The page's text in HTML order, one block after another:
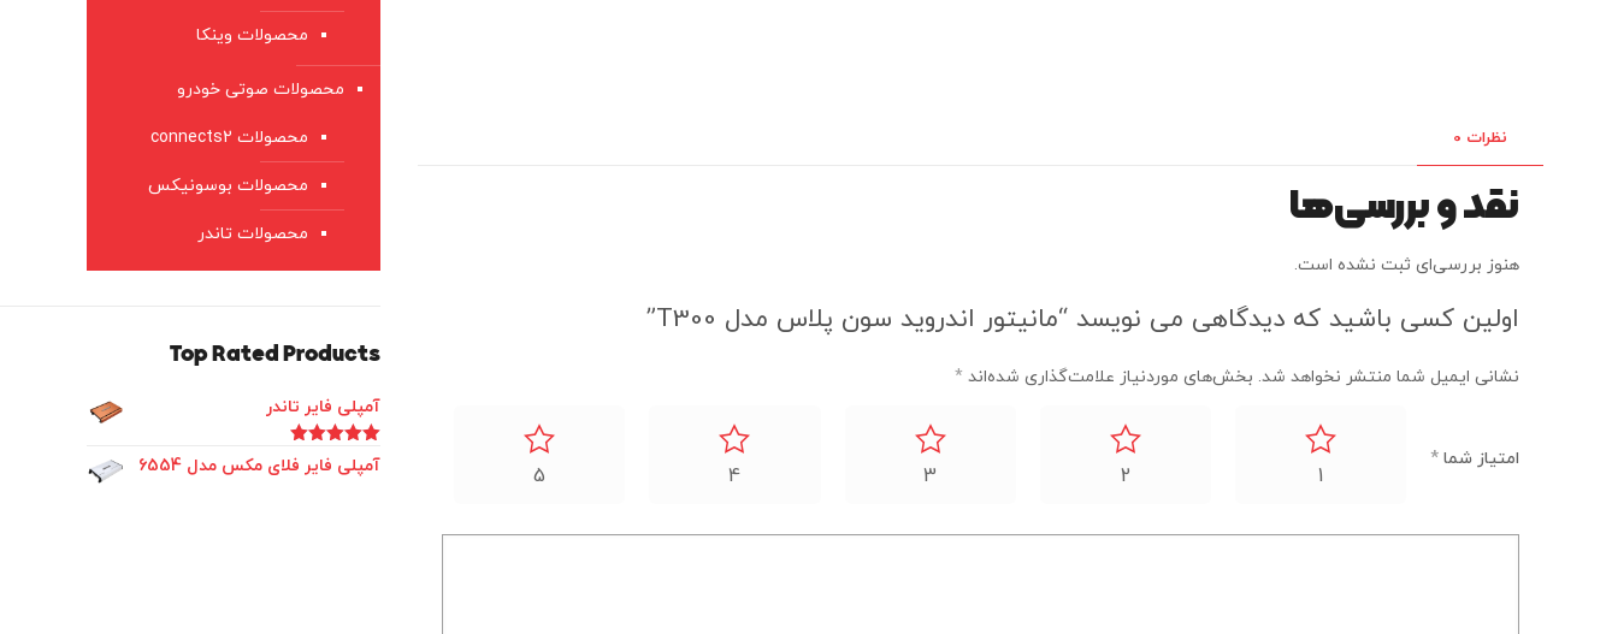
نظرات 0
نقد و بررسی‌ها
هنوز بررسی‌ای ثبت نشده است.
اولین کسی باشید که دیدگاهی می نویسد “مانیتور اندروید سون پلاس مدل T300”
نشانی ایمیل شما منتشر نخواهد شد. بخش‌های موردنیاز علامت‌گذاری شده‌اند *
امتیاز شما *
1
2
3
4
5
محصولات وینکا
محصولات صوتی خودرو
محصولات connects2
محصولات بوسونیکس
محصولات تاندر
Top Rated Products
آمپلی فایر تاندر
امتیاز
5.00
از 5
آمپلی فایر فلای مکس مدل 6554